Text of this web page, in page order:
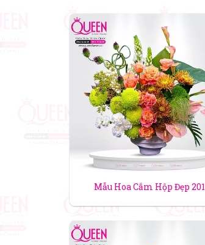
Mẫu Hoa Cắm Hộp Đẹp 201